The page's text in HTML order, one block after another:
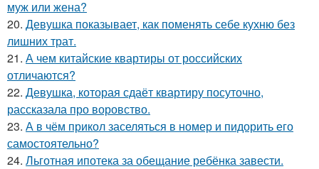
муж или жена?
20. Девушка показывает, как поменять себе кухню без
лишних трат.
21. А чем китайские квартиры от российских
отличаются?
22. Девушка, которая сдаёт квартиру посуточно,
рассказала про воровство.
23. А в чём прикол заселяться в номер и пидорить его
самостоятельно?
24. Льготная ипотека за обещание ребёнка завести.